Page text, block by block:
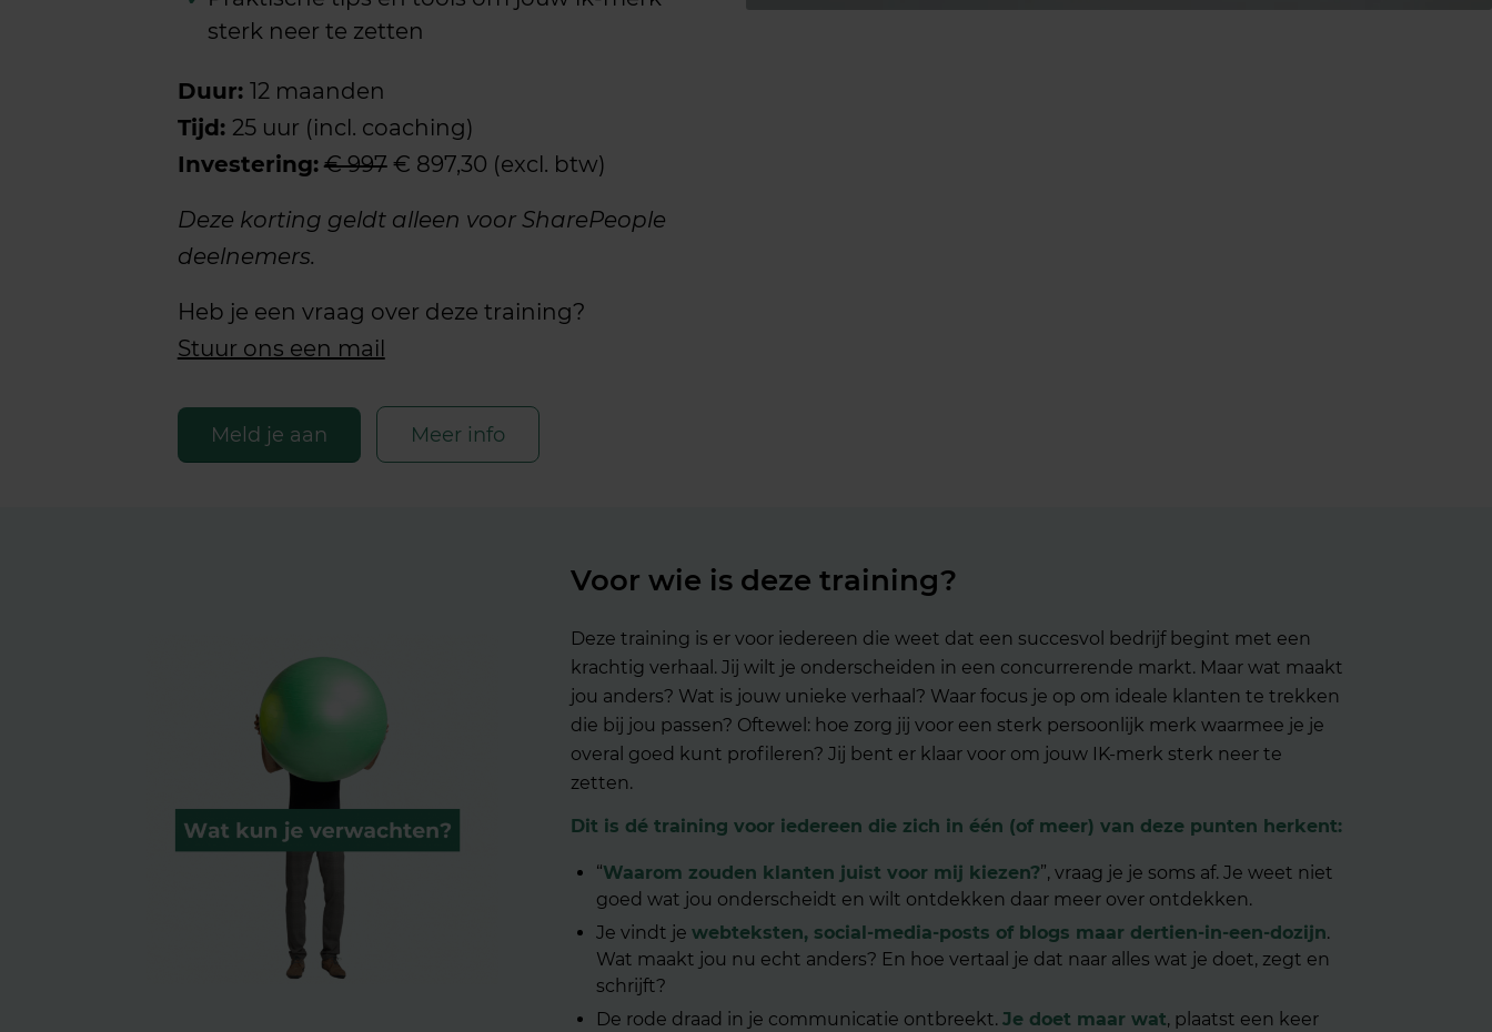
sterk neer te zetten
Duur: 12 maanden
Tijd: 25 uur (incl. coaching)
Investering: € 997€ 897,30 (excl. btw)
Deze korting geldt alleen voor SharePeople
deelnemers.
Heb je een vraag over deze training?
Stuur ons een mail
Meld je aan Meer info
Voor wie is deze training?
Deze training is er voor iedereen die weet dat een succesvol bedrijf begint met een
krachtig verhaal. Jij wilt je onderscheiden in een concurrerende markt. Maar wat maakt
jou anders? Wat is jouw unieke verhaal? Waar focus je op om ideale klanten te trekken
die bij jou passen? Oftewel: hoe zorg jij voor een sterk persoonlijk merk waarmee je je
overal goed kunt profileren? Jij bent er klaar voor om jouw IK-merk sterk neer te
zetten.
Dit is dé training voor iedereen die zich in één (of meer) van deze punten herkent:
“Waarom zouden klanten juist voor mij kiezen?”, vraag je je soms af. Je weet niet
goed wat jou onderscheidt en wilt ontdekken daar meer over ontdekken.
Je vindt je webteksten, social-media-posts of blogs maar dertien-in-een-dozijn.
Wat maakt jou nu echt anders? En hoe vertaal je dat naar alles wat je doet, zegt en
schrijft?
De rode draad in je communicatie ontbreekt. Je doet maar wat, plaatst een keer